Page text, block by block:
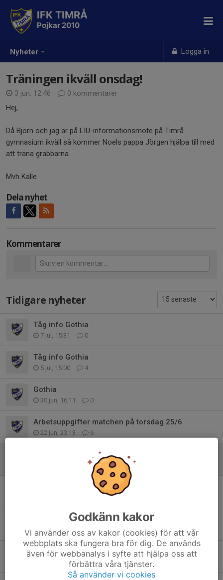
Nyheter Logga in
IFK TIMRÅ
Pojkar 2010
Träningen ikväll onsdag!
3 jun, 12:46
0 kommentarer
Hej,
Då Björn och jag är på LIU-informationsmöte på Timrå
gymnasium ikväll så kommer Noels pappa Jörgen hjälpa till med
att träna grabbarna.
Mvh Kalle
Dela nyhet
Kommentarer
Tidigare nyheter
Tåg info Gothia
7 jul, 15:31 0
Tåg info Gothia
5 jul, 15:00 4
Gothia
30 jun, 16:11 0
Arbetsuppgifter matchen på torsdag 25/6
22 jun, 23:13 6
Träningen ikväll onsdag!
0
Arbetsuppgifter söndagens match 31maj
Arbetsuppgifter till söndagens match 17/5
14 maj, 23:02 1
Påminnelse försäljning Tvättmästarn
8 apr, 19:02 2
Godkänn kakor
Vi använder oss av kakor (cookies) för att vår
webbplats ska fungera bra för dig. De används
även för webbanalys i syfte att hjälpa oss att
förbättra våra tjänster.
Så använder vi cookies